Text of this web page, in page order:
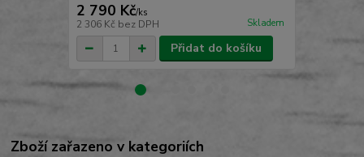
2 790 Kč/ks
2 306 Kč bez DPH Skladem
Přidat do košíku
Zboží zařazeno v kategoriích